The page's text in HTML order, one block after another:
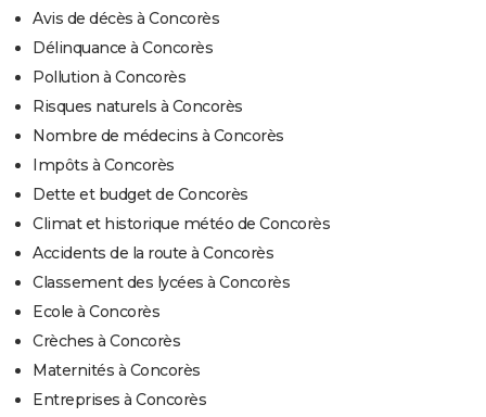
Avis de décès à Concorès
Délinquance à Concorès
Pollution à Concorès
Risques naturels à Concorès
Nombre de médecins à Concorès
Impôts à Concorès
Dette et budget de Concorès
Climat et historique météo de Concorès
Accidents de la route à Concorès
Classement des lycées à Concorès
Ecole à Concorès
Crèches à Concorès
Maternités à Concorès
Entreprises à Concorès